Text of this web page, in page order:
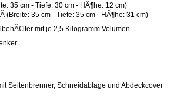
35 cm - Tiefe: 30 cm - HÃ¶he: 12 cm)
(Breite: 35 cm - Tiefe: 35 cm - HÃ¶he: 31 cm)
mit je 2,5 Kilogramm Volumen
Seitenbrenner, Schneidablage und Abdeckcover